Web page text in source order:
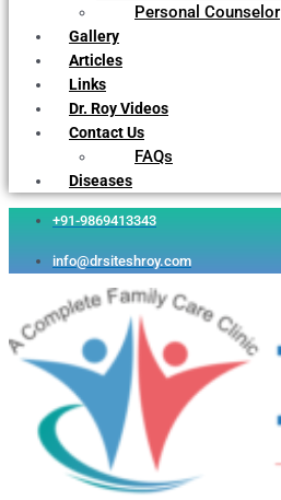
Personal Counselor
Gallery
Articles
Links
Dr. Roy Videos
Contact Us
FAQs
Diseases
+91-9869413343
info@drsiteshroy.com